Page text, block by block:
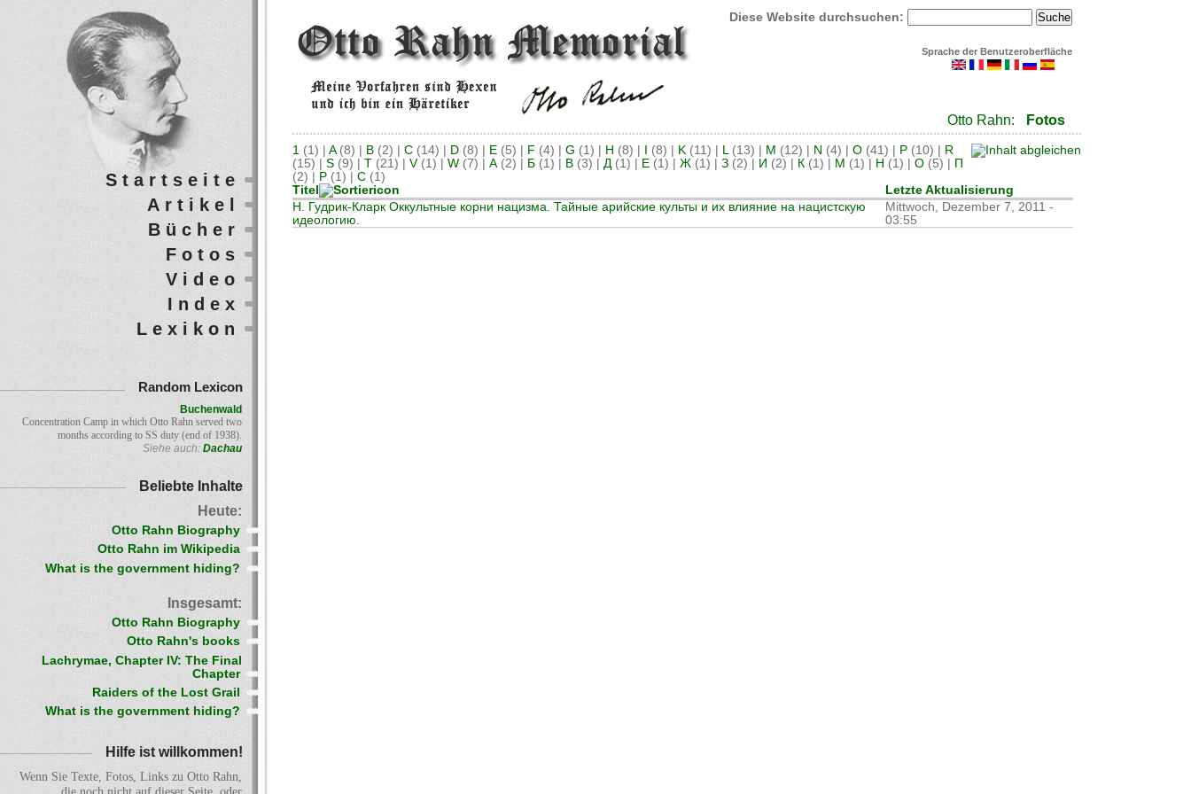
Diese Website durchsuchen:
Sprache der Benutzeroberfläche
Otto Rahn: Fotos
1 (1) A(8) B (2) C (14) D (8) E (5) F (4) G (1) H (8) (8) K (11) L(13) M (12) N (4) O (41) P (10)
R
(15)
S (9) T (21) V(1) W (7) А(2) Б (1) В (3) Д(1) Е (1) Ж (1) З (2) И (2) К (1) М (1) Н (1) О (5)
П
(2)
Р (1) С (1)
Titel
Letzte Aktualisierung
Н. Гудрик-Кларк Оккультные корни нацизма. Тайные арийские культы и их влияние на нацистскую
идеологию.
Mittwoch, Dezember 7, 2011 -
03:55
Startseite
Artikel
Bücher
Fotos
Video
Index
Lexikon
Random Lexicon
Buchenwald
Concentration Camp in which Otto Rahn served two
months according to SS duty (end of 1938).
Siehe auch: Dachau
Beliebte Inhalte
Heute:
Otto Rahn Biography
Otto Rahn im Wikipedia
What is the government hiding?
Insgesamt:
Otto Rahn Biography
Otto Rahn's books
Lachrymae, Chapter IV: The Final
Chapter
Raiders of the Lost Grail
What is the government hiding?
Hilfe ist willkommen!
Wenn Sie Texte, Fotos, Links zu Otto Rahn,